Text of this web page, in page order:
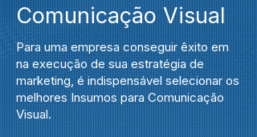
Comunicação Visual
Para uma empresa conseguir êxito em
na execução de sua estratégia de
marketing, é indispensável selecionar os
melhores Insumos para Comunicação
Visual.